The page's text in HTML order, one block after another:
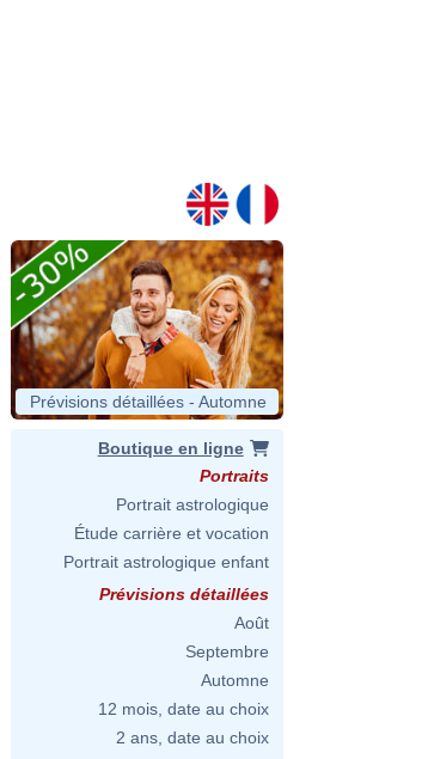
Prévisions détaillées - Automne
Boutique en ligne
Portraits
Portrait astrologique
Étude carrière et vocation
Portrait astrologique enfant
Prévisions détaillées
Août
Septembre
Automne
12 mois, date au choix
2 ans, date au choix